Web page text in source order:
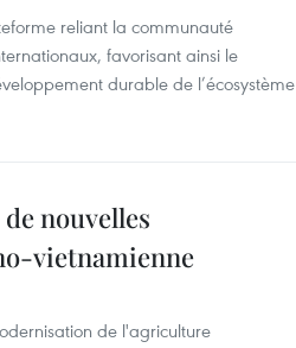
reliant la communauté
favorisant ainsi le
durable de l’écosystème
nouvelles
vietnamienne
de l'agriculture